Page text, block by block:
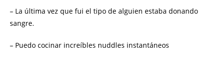
– La última vez que fui el tipo de alguien estaba donando
sangre.
– Puedo cocinar increíbles nuddles instantáneos